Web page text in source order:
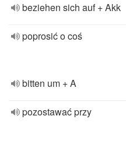
beziehen sich auf + Akk
poprosić o coś
bitten um + A
pozostawać przy